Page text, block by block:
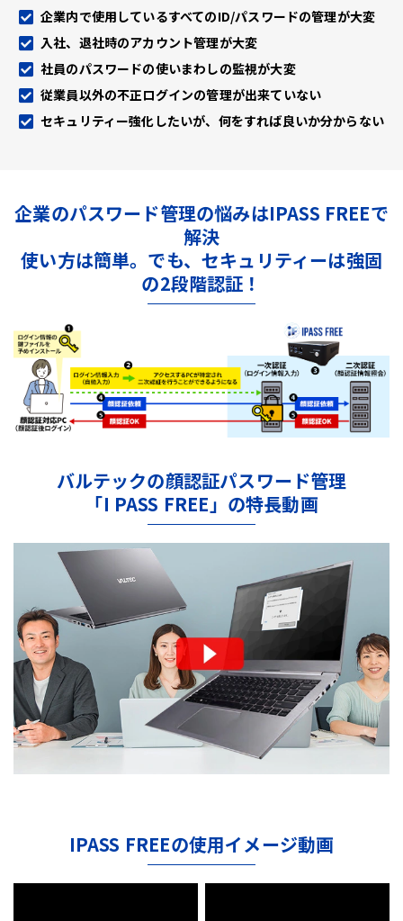
企業内で使用しているすべてのID/パスワードの管理が大変
入社、退社時のアカウント管理が大変
社員のパスワードの使いまわしの監視が大変
従業員以外の不正ログインの管理が出来ていない
セキュリティー強化したいが、何をすれば良いか分からない
企業のパスワード管理の悩みはIPASS FREEで
解決
使い方は簡単。でも、セキュリティーは強固
の2段階認証！
バルテックの顔認証パスワード管理
「I PASS FREE」の特長動画
IPASS FREEの使用イメージ動画